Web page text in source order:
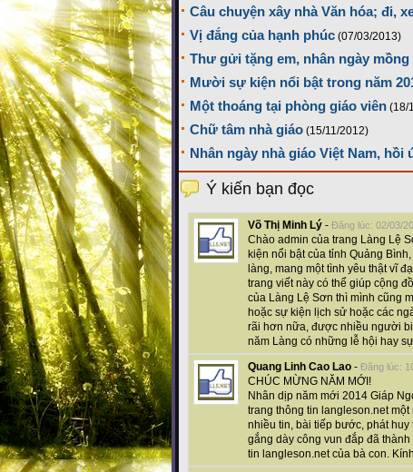
Câu chuyện xây nhà Văn hóa; đi,
Vị đắng của hạnh phúc (07/03/2013)
Thư gửi tặng em, nhân ngày mồng
Mười sự kiện nổi bật trong năm
Một thoáng tại phòng giáo viên (18/
Chữ tâm nhà giáo (15/11/2012)
Nhân ngày nhà giáo Việt Nam,
Ý kiến bạn đọc
Võ Thị Minh Lý - Đăng lúc: 02/03/
Chào admin của trang Làng Lệ
kiện nổi bật của tỉnh Quảng
làng, mang một tình yêu thật vĩ
trang viết này có thể giúp cộng
của Làng Lệ Sơn thì mình cũng
hoặc sự kiện lịch sử hoặc các
rãi hơn nữa, được nhiều người
năm Làng có những lễ hội hay
Quang Linh Cao Lao - Đăng lúc:
CHÚC MỪNG NĂM MỚI!
Nhân dịp năm mới 2014 Giáp
trang thông tin langleson.net
nhiều tin, bài tiếp bước, phát huy
gắng dày công vun đắp đã
tin langleson.net của bà con.